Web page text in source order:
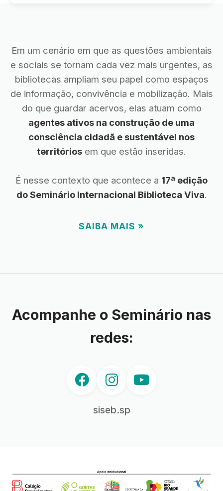
Em um cenário em que as questões ambientais
e sociais se tornam cada vez mais urgentes, as
bibliotecas ampliam seu papel como espaços
de informação, convivência e mobilização. Mais
do que guardar acervos, elas atuam como
agentes ativos na construção de uma
consciência cidadã e sustentável nos
territórios em que estão inseridas.
É nesse contexto que acontece a 17ª edição
do Seminário Internacional Biblioteca Viva.
SAIBA MAIS »
Acompanhe o Seminário nas
redes:
siseb.sp